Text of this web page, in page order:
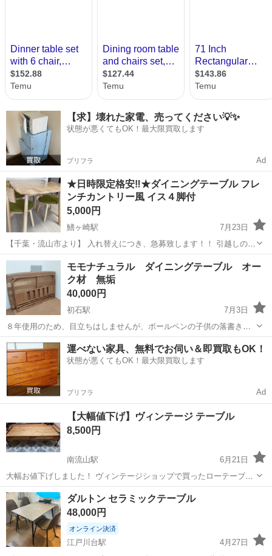
【求】壊れた家電、売ってください💡✨
状態が悪くてもOK！最大限買取します
プリフラ Ad
★日時限定格安‼︎★ダイニングテーブル フレ
ンチカントリー風 イス４脚付
5,000円
鰭ヶ崎駅
7月23日
【千葉・流山市より】 入れ替えにつき、急募致します！！ 引越しの兼
ね合いで、 ★★8/23(日)〜8/26(水)引渡し限定★★ でのお取引となりま
す。 ・本体サイズ(幅×奥行×高さ)cm 約135×80×72 ※写真掲載...
千葉 流山市 鰭ヶ崎駅 テーブル
モモナチュラル ダイニングテーブル オー
ク材 無垢
40,000円
初石駅
7月3日
８年使用のため、目立ちはしませんが、ボールペンの子供の落書きあ
ります。 分解した状態でのお渡しです。 四人席になります。
千葉 流山市 初石駅 テーブル
運べない家具、無料でお伺い＆即買取もOK！
状態が悪くてもOK！最大限買取します
プリフラ Ad
【大幅値下げ】ヴィンテージ テーブル
8,500円
南流山駅
6月21日
大幅お値下げしました！ ヴィンテージショップで買ったローテーブル
です。 とってもお気に入りでしたが、 部屋の雰囲気を変えた為 出品
いたします。 掃除・消毒してお譲りします。 取りに来てくださる方ど
うぞ！ ■サイズ 横幅：...
千葉 流山市 南流山駅 テーブル ヴィンテージ
ダルトン セラミックテーブル
48,000円
オンライン決済
江戸川台駅
4月27日